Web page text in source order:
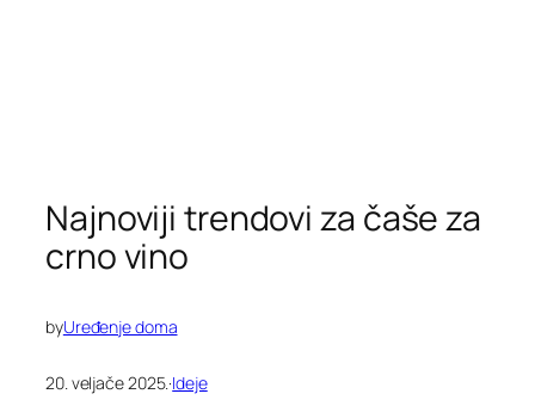
Najnoviji trendovi za čaše za
crno vino
byUređenje doma
20. veljače 2025.·Ideje